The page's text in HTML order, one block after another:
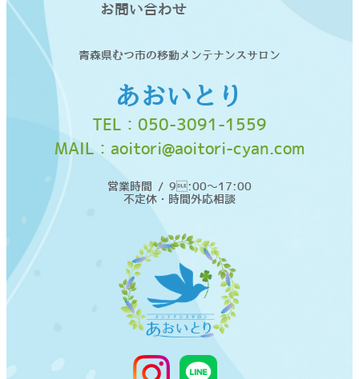
青森県むつ市の移動メンテナンスサロン
あおいとり
TEL： 050-3091-1559
MAIL： aoitori@aoitori-cyan.com
営業時間 / 9:00〜17:00
不定休・時間外応相談
お問い合わせ